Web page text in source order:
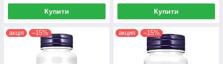
Купити Купити
акція –15% акция –15%